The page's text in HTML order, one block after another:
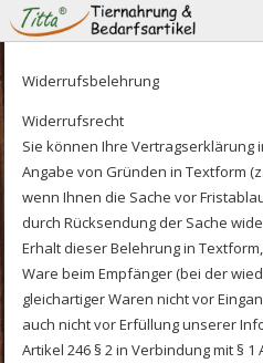
Widerrufsbelehrung
Widerrufsrecht
Sie können Ihre Vertragserklärung
Angabe von Gründen in Textform
wenn Ihnen die Sache vor
durch Rücksendung der Sache
Erhalt dieser Belehrung in
Ware beim Empfänger (bei der
gleichartiger Waren nicht vor
auch nicht vor Erfüllung unserer
Artikel 246 § 2 in Verbindung mit § 1